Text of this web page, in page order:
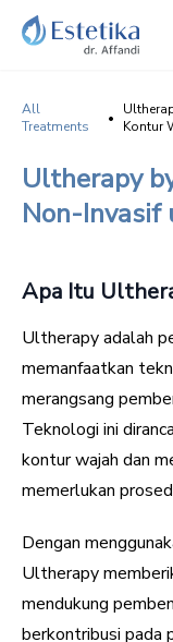
All
Treatments
•
Kontur
Ultherapy
Non-Invasif
Apa Itu
Ultherapy adalah
memanfaatkan
merangsang
Teknologi ini
kontur wajah dan
memerlukan
Dengan
Ultherapy
mendukung
berkontribusi pada